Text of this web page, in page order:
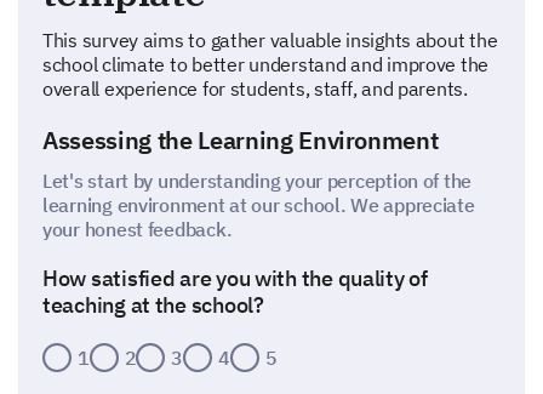
This survey aims to gather valuable insights about the
school climate to better understand and improve the
overall experience for students, staff, and parents.
Assessing the Learning Environment
Let's start by understanding your perception of the
learning environment at our school. We appreciate
your honest feedback.
How satisfied are you with the quality of
teaching at the school?
1 2 3 4 5